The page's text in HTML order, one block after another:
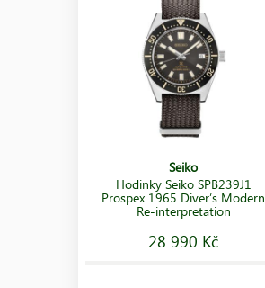
Seiko
Hodinky Seiko SPB239J1
Prospex 1965 Diver’s Modern
Re-interpretation
28 990 Kč